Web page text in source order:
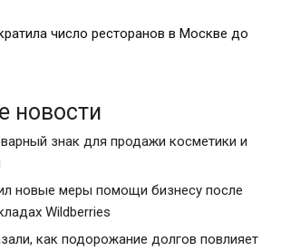
число ресторанов в Москве до
новости
знак для продажи косметики и
новые меры помощи бизнесу после
Wildberries
как подорожание долгов повлияет